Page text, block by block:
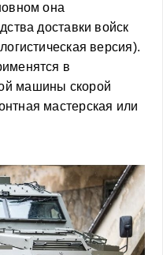
она
доставки войск
версия).
в
машины скорой
мастерская или